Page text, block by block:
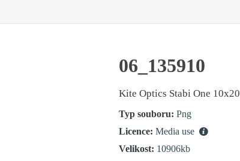
06_135910
Kite Optics Stabi One 10x20
Typ souboru: Png
Licence: Media use
Velikost: 10906kb